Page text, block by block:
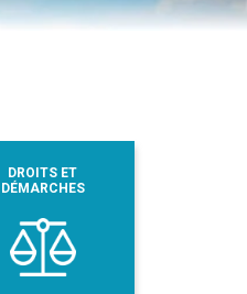
DROITS ET
DÉMARCHES